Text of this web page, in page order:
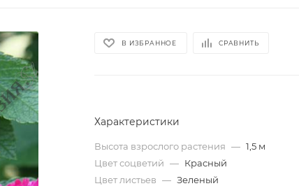
В ИЗБРАННОЕ СРАВНИТЬ
Характеристики
Высота взрослого растения — 1,5 м
Цвет соцветий — Красный
Цвет листьев — Зеленый